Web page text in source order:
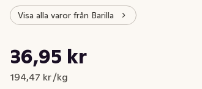
Visa alla varor från Barilla
Nuvarande pris är: 36,95 kr
36,95 kr
194,47 kr /kg
Styckpris: 194,47 kr /kg